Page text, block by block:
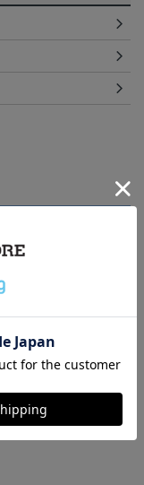
ジュビロ磐田 ピカチュ
ウ タオルマフラー